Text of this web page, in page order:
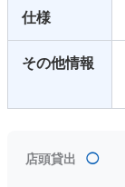
仕様
その他情報
店頭貸出 ◯